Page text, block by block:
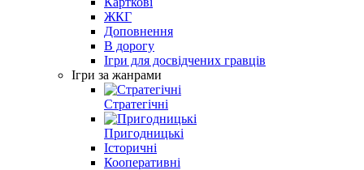
ЖКГ
Доповнення
В дорогу
Ігри для досвідчених гравців
Ігри за жанрами
Стратегічні
Пригодницькі
Історичні
Кооперативні